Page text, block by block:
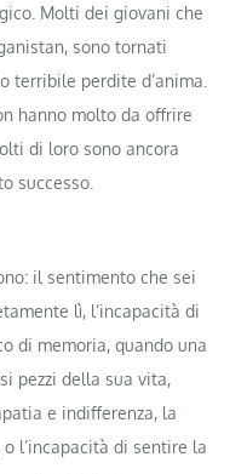
Molti dei giovani che
sono tornati
terribile perdite d’anima.
hanno molto da offrire
di loro sono ancora
successo.
il sentimento che sei
lì, l’incapacità di
di memoria, quando una
pezzi della sua vita,
e indifferenza, la
l’incapacità di sentire la